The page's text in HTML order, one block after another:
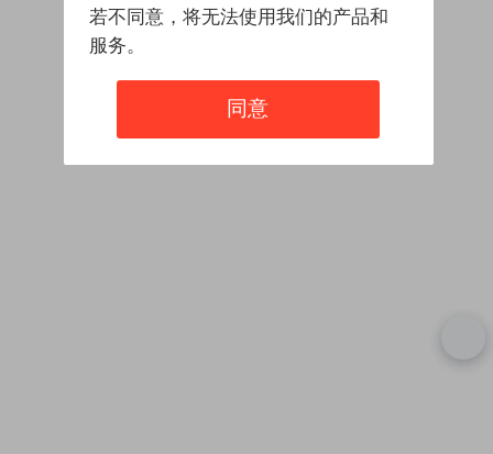
若不同意，将无法使用我们的产品和
服务。
同意